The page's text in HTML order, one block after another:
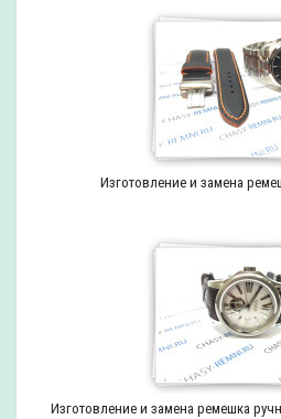
Изготовление и замена
Изготовление и замена ремешка